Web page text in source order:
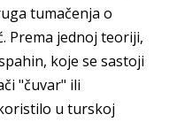
tumačenja o
Prema jednoj teoriji,
koje se sastoji
"čuvar" ili
u turskoj